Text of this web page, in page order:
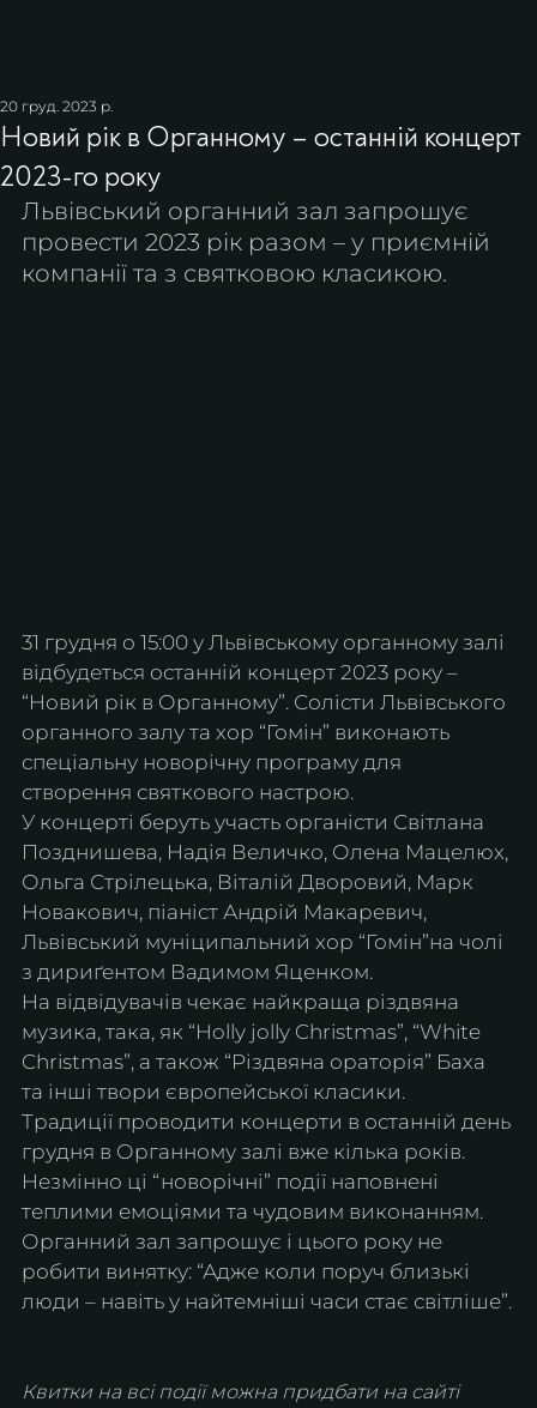
Новий рік в Органному – останній концерт
2023-го року
20 груд. 2023 р.
Львівський органний зал запрошує
провести 2023 рік разом – у приємній
компанії та з святковою класикою.
31 грудня о 15:00 у Львівському органному залі
відбудеться останній концерт 2023 року –
“Новий рік в Органному”. Солісти Львівського
органного залу та хор “Гомін” виконають
спеціальну новорічну програму для
створення святкового настрою.
У концерті беруть участь органісти Світлана
Позднишева, Надія Величко, Олена Мацелюх,
Ольга Стрілецька, Віталій Дворовий, Марк
Новакович, піаніст Андрій Макаревич,
Львівський муніципальний хор “Гомін”на чолі
з дириґентом Вадимом Яценком.
На відвідувачів чекає найкраща різдвяна
музика, така, як “Holly jolly Christmas”, “White
Christmas”, а також “Різдвяна ораторія” Баха
та інші твори європейської класики.
Традиції проводити концерти в останній день
грудня в Органному залі вже кілька років.
Незмінно ці “новорічні” події наповнені
теплими емоціями та чудовим виконанням.
Органний зал запрошує і цього року не
робити винятку: “Адже коли поруч близькі
люди – навіть у найтемніші часи стає світліше”.
Квитки на всі події можна придбати на сайті